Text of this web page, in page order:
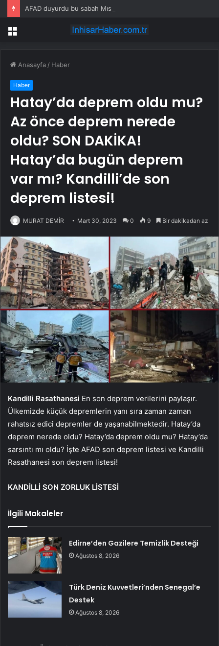
AFAD duyurdu bu sabah Mısır sallandı
Menü
Anasayfa / Haber
Haber
Hatay’da deprem oldu mu?
Az önce deprem nerede
oldu? SON DAKİKA!
Hatay’da bugün deprem
var mı? Kandilli’de son
deprem listesi!
MURAT DEMİR Mart 30, 2023 0 9 Bir dakikadan az
Kandilli Rasathanesi En son deprem verilerini paylaşır.
Ülkemizde küçük depremlerin yanı sıra zaman zaman
rahatsız edici depremler de yaşanabilmektedir. Hatay’da
deprem nerede oldu? Hatay’da deprem oldu mu? Hatay’da
sarsıntı mı oldu? İşte AFAD son deprem listesi ve Kandilli
Rasathanesi son deprem listesi!
KANDİLLİ SON ZORLUK LİSTESİ
İlgili Makaleler
Edirne’den Gazilere Temizlik Desteği
Ağustos 8, 2026
Türk Deniz Kuvvetleri’nden Senegal’e
Destek
Ağustos 8, 2026